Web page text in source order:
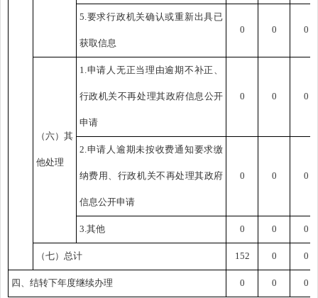
5.要求行政机关确认或重新出具已
获取信息
0 0 0
（六）其
他处理
1.申请人无正当理由逾期不补正、
行政机关不再处理其政府信息公开
申请
0 0 0
2.申请人逾期未按收费通知要求缴
纳费用、行政机关不再处理其政府
信息公开申请
0 0 0
3.其他 0 0 0
（七）总计 152 0 0
四、结转下年度继续办理 0 0 0